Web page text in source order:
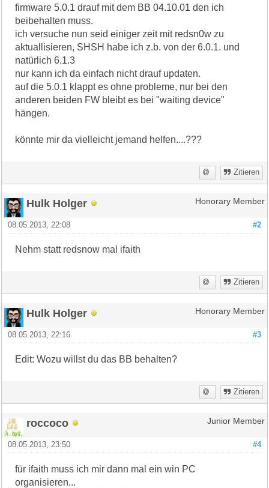
firmware 5.0.1 drauf mit dem BB 04.10.01 den ich
beibehalten muss.
ich versuche nun seid einiger zeit mit redsn0w zu
aktuallisieren, SHSH habe ich z.b. von der 6.0.1. und
natürlich 6.1.3
nur kann ich da einfach nicht drauf updaten.
auf die 5.0.1 klappt es ohne probleme, nur bei den
anderen beiden FW bleibt es bei "waiting device"
hängen.
könnte mir da vielleicht jemand helfen....???
Zitieren
Hulk Holger Honorary Member
#2
08.05.2013, 22:08
Nehm statt redsnow mal ifaith
Zitieren
Hulk Holger Honorary Member
#3
08.05.2013, 22:16
Edit: Wozu willst du das BB behalten?
Zitieren
roccoco Junior Member
#4
08.05.2013, 23:50
für ifaith muss ich mir dann mal ein win PC
organisieren...